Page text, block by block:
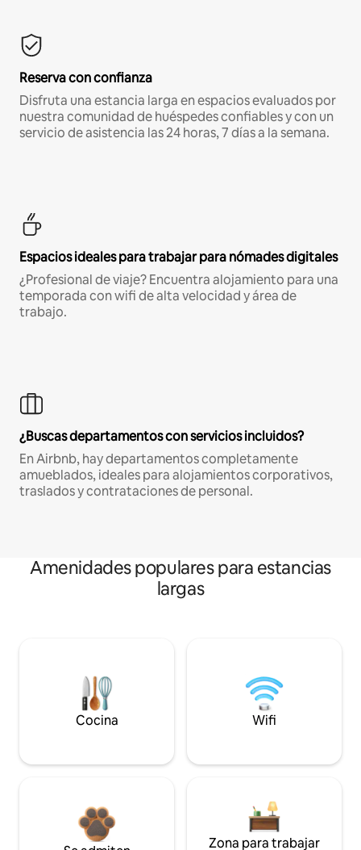
Reserva con confianza
Disfruta una estancia larga en espacios evaluados por
nuestra comunidad de huéspedes confiables y con un
servicio de asistencia las 24 horas, 7 días a la semana.
Espacios ideales para trabajar para nómades digitales
¿Profesional de viaje? Encuentra alojamiento para una
temporada con wifi de alta velocidad y área de
trabajo.
¿Buscas departamentos con servicios incluidos?
En Airbnb, hay departamentos completamente
amueblados, ideales para alojamientos corporativos,
traslados y contrataciones de personal.
Amenidades populares para estancias
largas
Cocina Wifi
Zona para trabajar